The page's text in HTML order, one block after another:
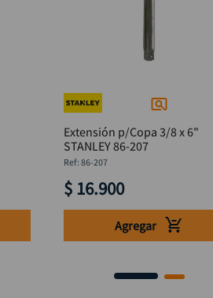
Extensión p/Copa 3/8 x 6"
STANLEY 86-207
: 86-207
$ 16.900
Agregar